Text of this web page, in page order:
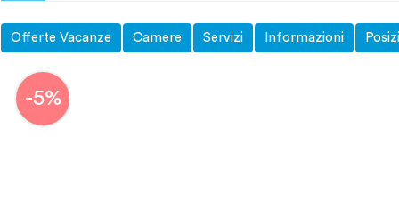
Offerte Vacanze Camere Servizi Informazioni
-5%